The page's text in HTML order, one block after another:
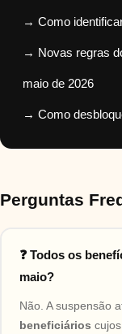
→ Como
→ Novas regras
maio de 2026
→ Como
Perguntas
❓ Todos os
maio?
Não. A suspensão
beneficiários